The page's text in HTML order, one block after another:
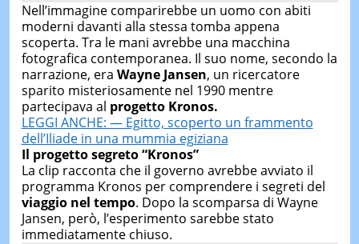
Nell’immagine comparirebbe un uomo con abiti
moderni davanti alla stessa tomba appena
scoperta. Tra le mani avrebbe una macchina
fotografica contemporanea. Il suo nome, secondo la
narrazione, era Wayne Jansen, un ricercatore
sparito misteriosamente nel 1990 mentre
partecipava al progetto Kronos.
LEGGI ANCHE: — Egitto, scoperto un frammento
dell’Iliade in una mummia egiziana
Il progetto segreto “Kronos”
La clip racconta che il governo avrebbe avviato il
programma Kronos per comprendere i segreti del
viaggio nel tempo. Dopo la scomparsa di Wayne
Jansen, però, l’esperimento sarebbe stato
immediatamente chiuso.